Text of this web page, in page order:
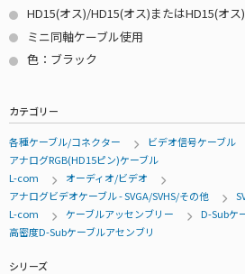
HD15(オス)/HD15(オス)またはHD15(オ
ミニ同軸ケーブル使用
色：ブラック
カテゴリー
各種ケーブル/コネクター
ビデオ信号ケーブル
アナログRGB(HD15ピン)ケーブル
L-com
オーディオ/ビデオ
アナログビデオケーブル - SVGA/SVHS/その他
L-com
ケーブルアッセンブリー
D-Subケ
高密度D-Subケーブルアセンブリ
シリーズ